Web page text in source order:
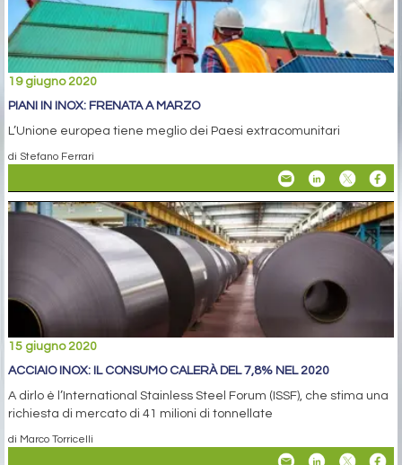
19 giugno 2020
PIANI IN INOX: FRENATA A MARZO
L’Unione europea tiene meglio dei Paesi extracomunitari
di Stefano Ferrari
15 giugno 2020
ACCIAIO INOX: IL CONSUMO CALERÀ DEL 7,8% NEL 2020
A dirlo è l’International Stainless Steel Forum (ISSF), che stima una
richiesta di mercato di 41 milioni di tonnellate
di Marco Torricelli